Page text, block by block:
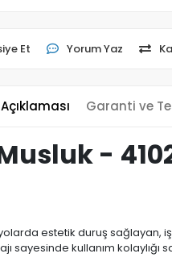
Et Yorum Yaz
Garanti ve
-
estetik duruş sağlayan,
sayesinde kullanım kolaylığı